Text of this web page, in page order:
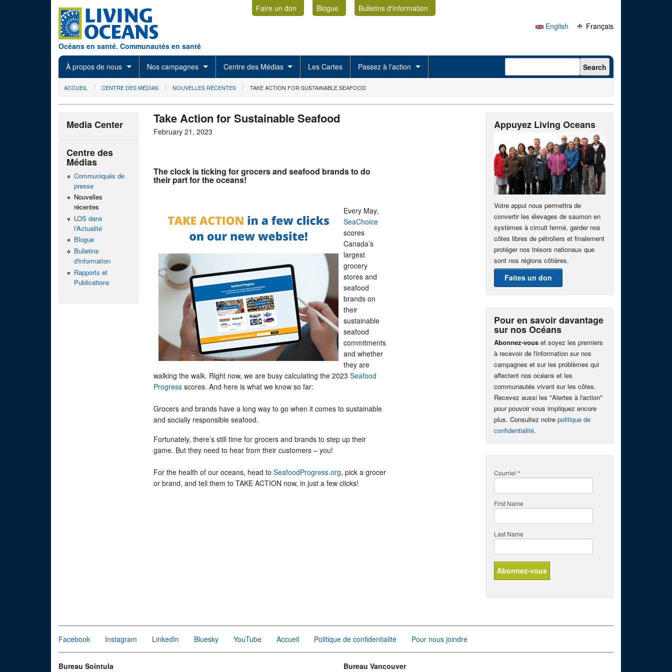
Océans en santé. Communautés en santé
Faire un don Blogue
Bulletins d'information
English
Français
À propos de nous Nos campagnes Centre des Médias Les Cartes Passez à l'action Search form Search
You are here
ACCUEIL CENTRE DES MÉDIAS NOUVELLES RÉCENTES TAKE ACTION FOR SUSTAINABLE SEAFOOD
Take Action for Sustainable Seafood
February 21, 2023
The clock is ticking for grocers and seafood brands to do
their part for the oceans!
Every May,
SeaChoice
scores
Canada’s
largest
grocery
stores and
seafood
brands on
their
sustainable
seafood
commitments
and whether
they are
walking the walk. Right now, we are busy calculating the 2023 Seafood
Progress scores. And here is what we know so far:
Grocers and brands have a long way to go when it comes to sustainable
and socially responsible seafood.
Fortunately, there’s still time for grocers and brands to step up their
game. But they need to hear from their customers – you!
For the health of our oceans, head to SeafoodProgress.org, pick a grocer
or brand, and tell them to TAKE ACTION now, in just a few clicks!
Media Center
Centre des
Médias
Communiqués de
presse
Nouvelles
récentes
LOS dans
l'Actualité
Blogue
Bulletins
d'information
Rapports et
Publications
Appuyez Living Oceans
Votre appui nous permettra de
convertir les élevages de saumon en
systèmes à circuit fermé, garder nos
côtes libres de pétroliers et finalement
protéger nos trésors nationaux que
sont nos régions côtières.
Faites un don
Pour en savoir davantage
sur nos Océans
Abonnez-vous et soyez les premiers
à recevoir de l'information sur nos
campagnes et sur les problèmes qui
affectent nos océans et les
communautés vivant sur les côtes.
Recevez aussi les "Alertes à l'action"
pour pouvoir vous impliquez encore
plus. Consultez notre politique de
confidentialité.
Courriel *
First Name
Last Name
Facebook Instagram LinkedIn Bluesky YouTube Accueil Politique de confidentialité Pour nous joindre
Bureau Sointula Bureau Vancouver